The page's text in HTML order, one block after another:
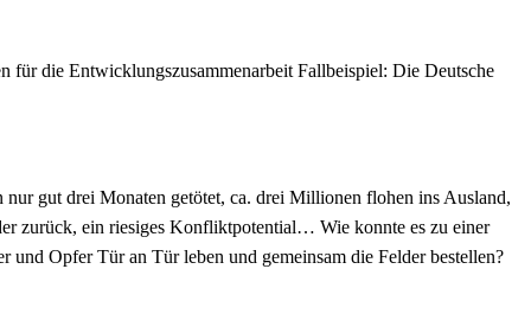
die Entwicklungszusammenarbeit Fallbeispiel: Die Deutsche
gut drei Monaten getötet, ca. drei Millionen flohen ins Ausland,
zurück, ein riesiges Konfliktpotential… Wie konnte es zu einer
und Opfer Tür an Tür leben und gemeinsam die Felder bestellen?